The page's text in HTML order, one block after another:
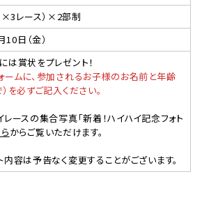
×3レース）×2部制
日（金）
賞状をプレゼント！
ームに、参加されるお子様のお名前と年齢
）を必ずご記入ください。
ースの集合写真「新着！ハイハイ記念フォト
からご覧いただけます。
容は予告なく変更することがございます。